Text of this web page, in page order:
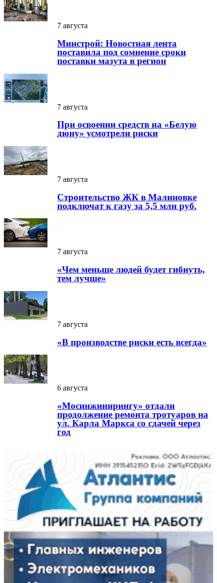
7 августа
Минстрой: Новостная лента
поставила под сомнение сроки
поставки мазута в регион
7 августа
При освоении средств на «Белую
дюну» усмотрели риски
7 августа
Строительство ЖК в Малиновке
подключат к газу за 5,5 млн руб.
7 августа
«Чем меньше людей будет гибнуть,
тем лучше»
7 августа
«В производстве риски есть всегда»
6 августа
«Мосинжинирингу» отдали
продолжение ремонта тротуаров на
ул. Карла Маркса со сдачей через
год